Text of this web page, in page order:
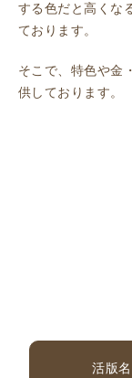
する色だと高くな
ております。
そこで、特色や金
供しております。
活版